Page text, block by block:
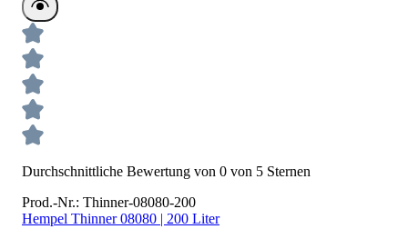
Durchschnittliche Bewertung von 0 von 5 Sternen
Prod.-Nr.: Thinner-08080-200
Hempel Thinner 08080 | 200 Liter